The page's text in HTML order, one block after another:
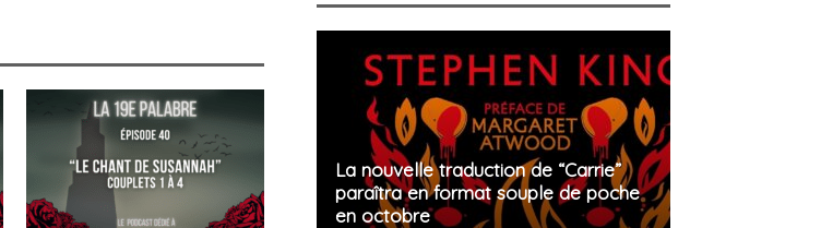
La nouvelle traduction de “Carrie”
paraîtra en format souple de poche
en octobre